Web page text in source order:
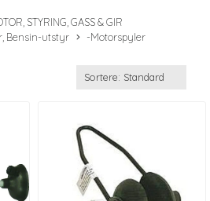
STYRING, GASS & GIR
Bensin-utstyr
-Motorspyler